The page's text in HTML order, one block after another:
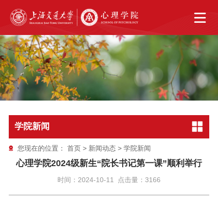
学院新闻
您现在的位置： 首页> 新闻动态> 学院新闻
心理学院2024级新生“院长书记第一课”顺利举行
时间：2024-10-11 点击量：3166